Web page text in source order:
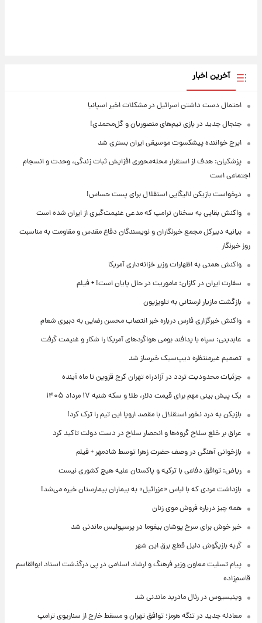
آخرین اخبار
احتمال دست داشتن اسرائیل در مشکلات اخیر اسپانیا
جنجال جدید در بازی تیم‌های منصوریان و گل‌محمدی!
ایرج خواننده پیشکسوت موسیقی ایران بستری شد
پزشکیان: هدف از استقرار محله‌محوری افزایش ثبات زندگی، وحدت و انسجام
اجتماعی است
درخواست بازیکن لالیگایی استقلال برای پست حساس!
واکنش بقایی به سخنان ترامپ که مدعی غنیمت‌گیری از ایران شده است
بیانیه دبیرکل مجمع خبرنگاران و نویسندگان دفاع مقدس و مقاومت به مناسبت
روز خبرنگار
واکنش همتی به اظهارات وزیر خزانه‌داری آمریکا
سفارت ایران در کازان: ماموریت در حال پایان است! + فیلم
بازگشت مازیار لرستانی به تلویزیون
واکنش خبرگزاری فارس درباره خبر انتصاب محسن رضایی به دبیری شعام
عابدینی: سپاه با پدافند بومی هواگردهای آمریکا را شکار و غنیمت گرفت
تصمیم غیرمنتظره دیپ‌سیک خبرساز شد
جزئیات محدودیت تردد در آزادراه تهران کرج قزوین تا ماه آینده
یک پیش ‌بینی مهم برای قیمت دلار، طلا و سکه شنبه ۱۷ مرداد ۱۴۰۵
بازیکن به درد نخور استقلال با مقصد اروپا این تیم را ترک کرد!
عراق بر خلع سلاح گروه‌ها و انحصار سلاح در دست دولت تاکید کرد
بازخوانی آهنگی در وصف حضرت زهرا توسط شادمهر + فیلم
ریاض: توافق دفاعی با ترکیه و پاکستان علیه هیچ کشوری نیست
بازداشت مردی که با لباس «عزرائیل» به بیماران بیمارستان خیره می‌شد!
همه چیز درباره فروش موی زنان
خبر خوش برای سرخ پوشان بیفوما در پرسپولیس ماندنی شد
گربه بازیگوش دلیل قطع برق این شهر
پیام تسلیت معاون وزیر فرهنگ و ارشاد اسلامی در پی درگذشت استاد ابوالقاسم
قاسم‌زاده
وینیسیوس در رئال مادرید ماندنی شد
معادله جدید در تنگه هرمز؛ توافق تهران و مسقط خارج از سناریوی ترامپ